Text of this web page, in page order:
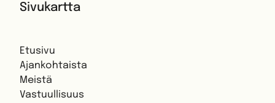
Sivukartta
Etusivu
Ajankohtaista
Meistä
Vastuullisuus